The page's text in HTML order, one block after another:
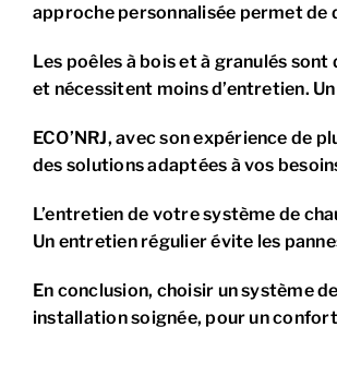
approche personnalisée permet de
Les poêles à bois et à granulés
et nécessitent moins d’entretien.
ECO’NRJ, avec son expérience de
des solutions adaptées à vos
L’entretien de votre système de
Un entretien régulier évite les
En conclusion, choisir un système
installation soignée, pour un